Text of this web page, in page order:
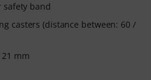
safety band
casters (distance between: 60 /
21 mm